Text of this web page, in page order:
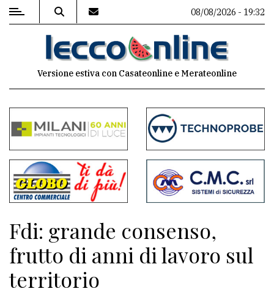
MENU
commenti
Contenuti
del
sito
Meteo
CONTATTI
08/08/2026 - 19:32
Versione estiva con Casateonline e Merateonline
Fdi: grande consenso,
frutto di anni di lavoro sul
territorio